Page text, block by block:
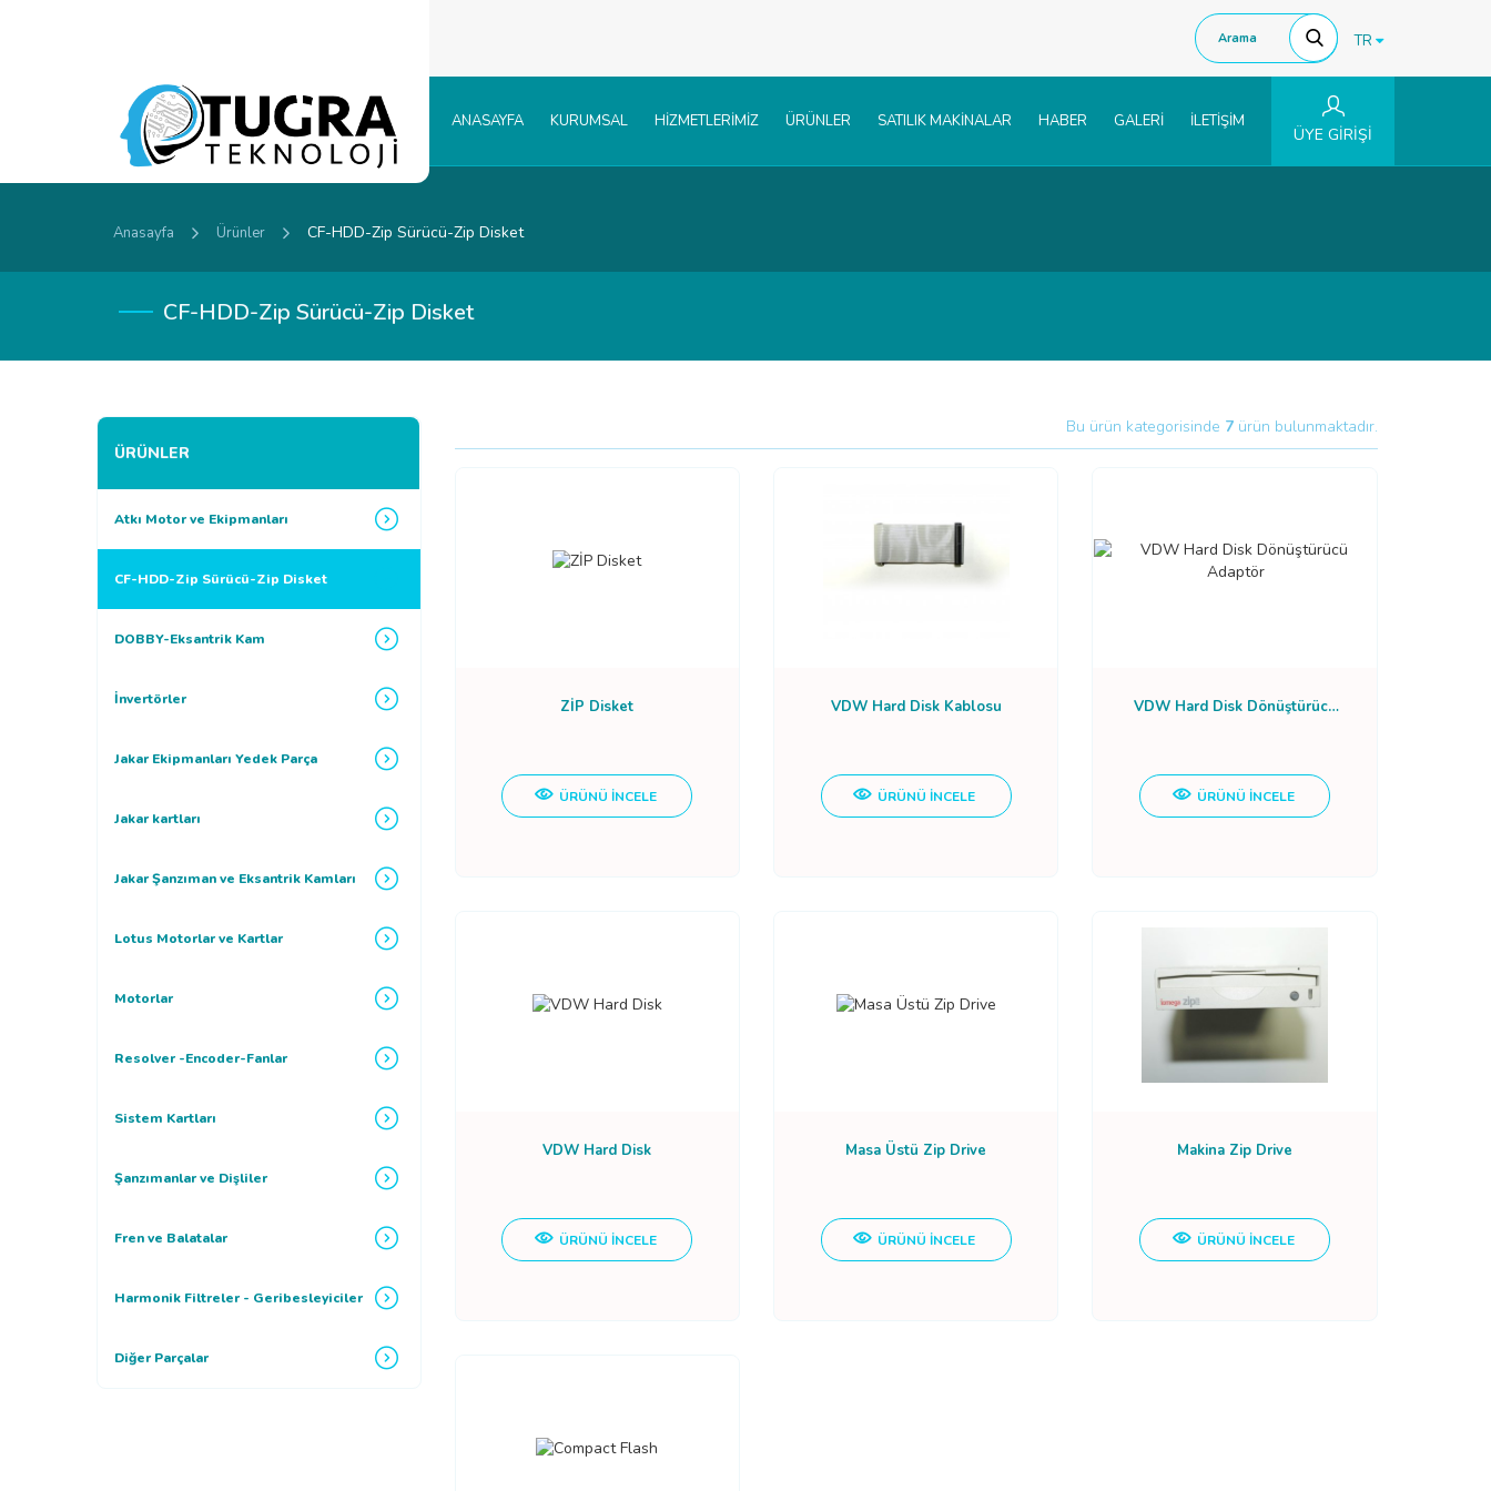
TR
ANASAYFA KURUMSAL HİZMETLERİMİZ ÜRÜNLER SATILIK MAKİNALAR HABER GALERİ İLETİŞİM
ÜYE GİRİŞİ
Anasayfa Ürünler CF-HDD-Zip Sürücü-Zip Disket
CF-HDD-Zip Sürücü-Zip Disket
ÜRÜNLER
Atkı Motor ve Ekipmanları
CF-HDD-Zip Sürücü-Zip Disket
DOBBY-Eksantrik Kam
İnvertörler
Jakar Ekipmanları Yedek Parça
Jakar kartları
Jakar Şanzıman ve Eksantrik Kamları
Lotus Motorlar ve Kartlar
Motorlar
Resolver -Encoder-Fanlar
Sistem Kartları
Şanzımanlar ve Dişliler
Fren ve Balatalar
Harmonik Filtreler - Geribesleyiciler
Diğer Parçalar
Bu ürün kategorisinde 7 ürün bulunmaktadır.
ZİP Disket
ÜRÜNÜ İNCELE
VDW Hard Disk Kablosu
ÜRÜNÜ İNCELE
VDW Hard Disk Dönüştürücü
ÜRÜNÜ İNCELE
VDW Hard Disk
ÜRÜNÜ İNCELE
Masa Üstü Zip Drive
ÜRÜNÜ İNCELE
Makina Zip Drive
ÜRÜNÜ İNCELE